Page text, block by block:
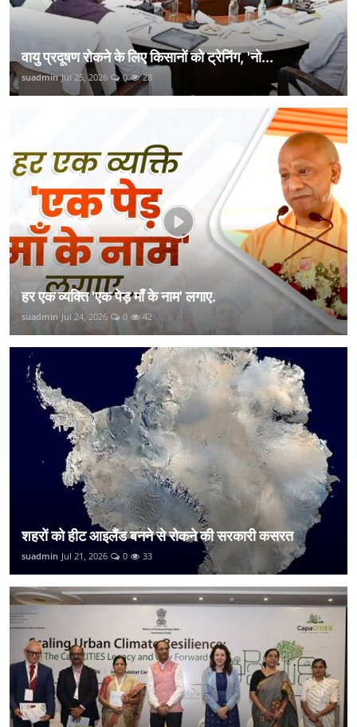
वायु प्रदूषण रोकने के लिए किसानों को ट्रेनिंग, 'नो...
suadmin Jul 25, 2026 0 28
हर एक व्यक्ति 'एक पेड़ माँ के नाम' लगाए.
suadmin Jul 24, 2026 0 42
शहरों को हीट आइलैंड बनने से रोकने की सरकारी कसरत
suadmin Jul 21, 2026 0 33